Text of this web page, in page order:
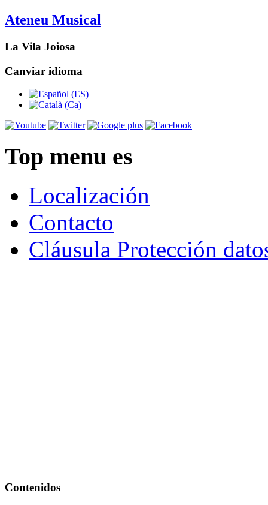
Ateneu Musical
La Vila Joiosa
Canviar idioma
Top menu es
Localización
Contacto
Cláusula Protección
Contenidos